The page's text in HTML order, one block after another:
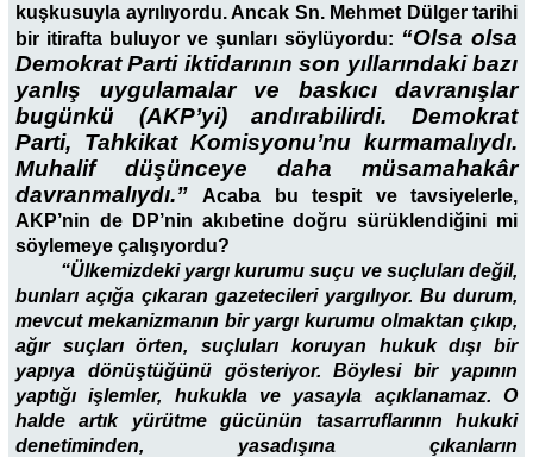
kuşkusuyla ayrılıyordu. Ancak Sn. Mehmet Dülger tarihi
bir itirafta buluyor ve şunları söylüyordu: “Olsa olsa
Demokrat Parti iktidarının son yıllarındaki bazı
yanlış uygulamalar ve baskıcı davranışlar
bugünkü (AKP’yi) andırabilirdi. Demokrat
Parti, Tahkikat Komisyonu’nu kurmamalıydı.
Muhalif düşünceye daha müsamahakâr
davranmalıydı.”Acaba bu tespit ve tavsiyelerle,
AKP’nin de DP’nin akıbetine doğru sürüklendiğini mi
söylemeye çalışıyordu?
“Ülkemizdeki yargı kurumu suçu ve suçluları değil,
bunları açığa çıkaran gazetecileri yargılıyor. Bu durum,
mevcut mekanizmanın bir yargı kurumu olmaktan çıkıp,
ağır suçları örten, suçluları koruyan hukuk dışı bir
yapıya dönüştüğünü gösteriyor. Böylesi bir yapının
yaptığı işlemler, hukukla ve yasayla açıklanamaz. O
halde artık yürütme gücünün tasarruflarının hukuki
denetiminden, yasadışına çıkanların